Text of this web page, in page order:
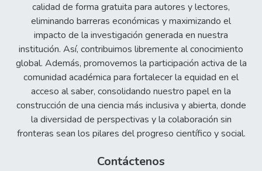
calidad de forma gratuita para autores y lectores,
eliminando barreras económicas y maximizando el
impacto de la investigación generada en nuestra
institución. Así, contribuimos libremente al conocimiento
global. Además, promovemos la participación activa de la
comunidad académica para fortalecer la equidad en el
acceso al saber, consolidando nuestro papel en la
construcción de una ciencia más inclusiva y abierta, donde
la diversidad de perspectivas y la colaboración sin
fronteras sean los pilares del progreso científico y social.
Contáctenos